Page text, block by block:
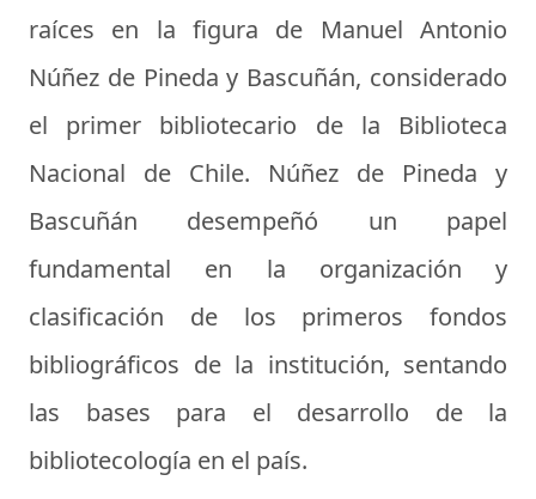
raíces en la figura de Manuel Antonio
Núñez de Pineda y Bascuñán, considerado
el primer bibliotecario de la Biblioteca
Nacional de Chile. Núñez de Pineda y
Bascuñán desempeñó un papel
fundamental en la organización y
clasificación de los primeros fondos
bibliográficos de la institución, sentando
las bases para el desarrollo de la
bibliotecología en el país.